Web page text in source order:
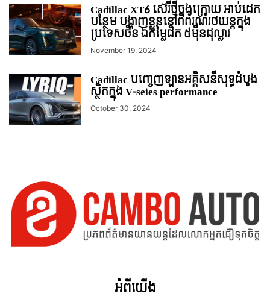
Cadillac XT6 ស៊េរីថ្មីចុងក្រោយ អាប់ដេត
បន្ថែម បង្ហាញខ្លួននៅពិព័រណ៍រថយន្តក្នុង
ប្រទេសចិន ឯតម្លៃជិត ៥មុឺនដុល្លារ
November 19, 2024
Cadillac បញ្ចេញឡានអគ្គិសនីសុទ្ធដំបូង
ស្ថិតក្នុង V-seies performance
October 30, 2024
អំពី​យើង